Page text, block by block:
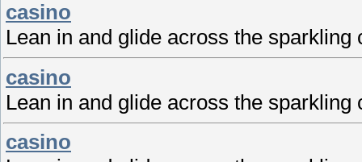
casino
Lean in and glide across the
casino
Lean in and glide across the
casino